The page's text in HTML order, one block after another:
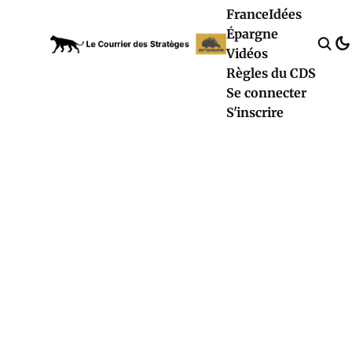
FranceIdées
Épargne
Vidéos
Règles du CDS
Se connecter
S'inscrire